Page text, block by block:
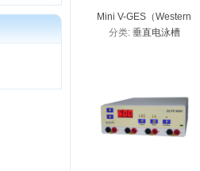
Mini V-GES（Western
Blot系统）_western凝胶
分类: 垂直电泳槽